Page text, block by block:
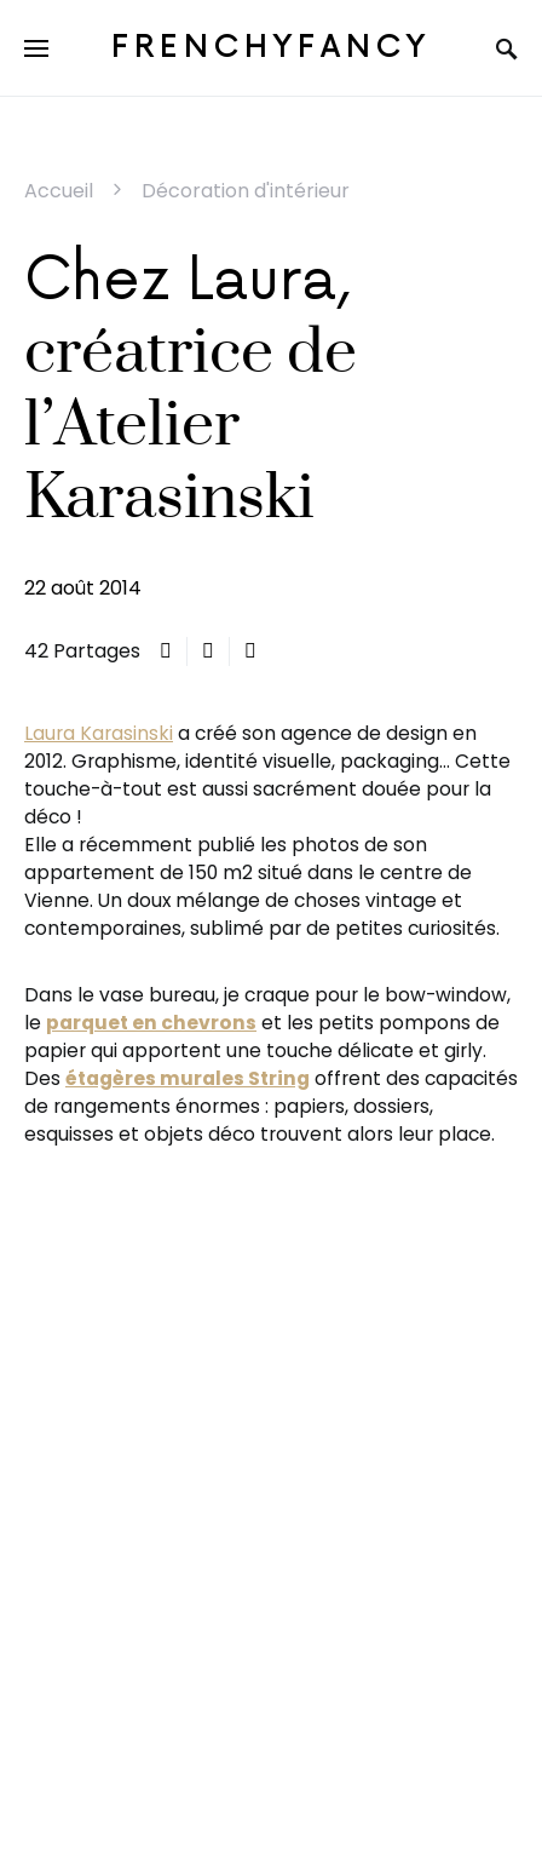
FRENCHYFANCY
Accueil Décoration d'intérieur
Chez Laura,
créatrice de
l’Atelier
Karasinski
22 août 2014
42 Partages
Laura Karasinski a créé son agence de design en
2012. Graphisme, identité visuelle, packaging… Cette
touche-à-tout est aussi sacrément douée pour la
déco !
Elle a récemment publié les photos de son
appartement de 150 m2 situé dans le centre de
Vienne. Un doux mélange de choses vintage et
contemporaines, sublimé par de petites curiosités.
Dans le vase bureau, je craque pour le bow-window,
le parquet en chevrons et les petits pompons de
papier qui apportent une touche délicate et girly.
Des étagères murales String offrent des capacités
de rangements énormes : papiers, dossiers,
esquisses et objets déco trouvent alors leur place.